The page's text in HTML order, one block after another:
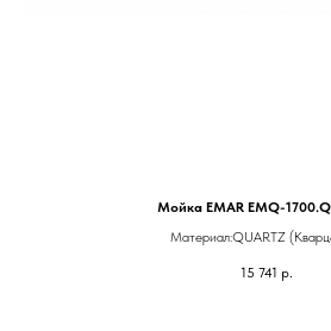
Мойка EMAR EMQ-
Материал:QUARTZ
15 741 р.